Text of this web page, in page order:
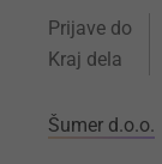
Prijave do
Kraj dela
Šumer d.o.o.